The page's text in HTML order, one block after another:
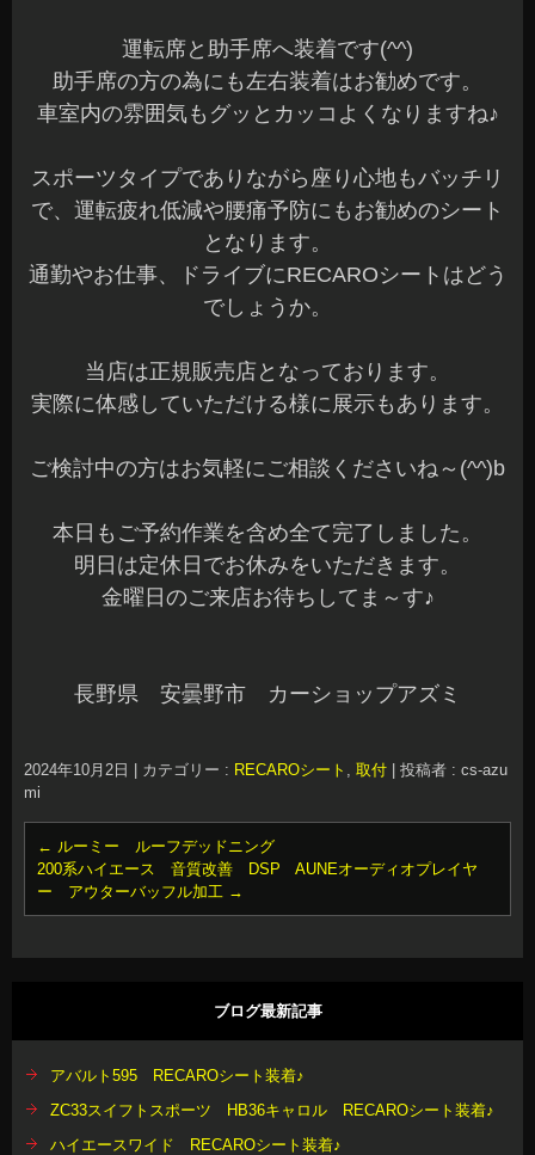
運転席と助手席へ装着です(^^)
助手席の方の為にも左右装着はお勧めです。
車室内の雰囲気もグッとカッコよくなりますね♪
スポーツタイプでありながら座り心地もバッチリ
で、運転疲れ低減や腰痛予防にもお勧めのシート
となります。
通勤やお仕事、ドライブにRECAROシートはどう
でしょうか。
当店は正規販売店となっております。
実際に体感していただける様に展示もあります。
ご検討中の方はお気軽にご相談くださいね～(^^)b
本日もご予約作業を含め全て完了しました。
明日は定休日でお休みをいただきます。
金曜日のご来店お待ちしてま～す♪
長野県 安曇野市 カーショップアズミ
2024年10月2日 カテゴリー : RECAROシート , 取付
投稿者 : cs-azu
mi
← ルーミー ルーフデッドニング
200系ハイエース 音質改善 DSP AUNEオーディオプレイヤ
ー アウターバッフル加工 →
ブログ最新記事
アバルト595 RECAROシート装着♪
ZC33スイフトスポーツ HB36キャロル RECAROシート装着♪
ハイエースワイド RECAROシート装着♪